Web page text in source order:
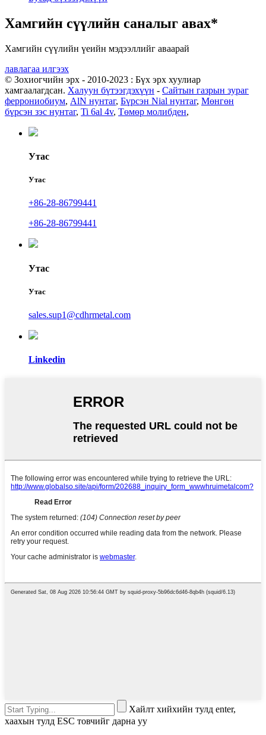
Хамгийн сүүлийн саналыг авах*
Хамгийн сүүлийн үеийн мэдээллийг аваарай
лавлагаа илгээх
© Зохиогчийн эрх - 2010-2023 : Бүх эрх хуулиар
хамгаалагдсан. Халуун бүтээгдэхүүн - Сайтын газрын зураг
феррониобиум, AlN нунтаг, Бүрсэн Nial нунтаг, Мөнгөн
бүрсэн зэс нунтаг, Ti 6al 4v, Төмөр молибден,
Утас
Утас
+86-28-86799441
+86-28-86799441
Утас
Утас
sales.sup1@cdhrmetal.com
Linkedin
Хайлт хийхийн тулд enter,
хаахын тулд ESC товчийг дарна уу